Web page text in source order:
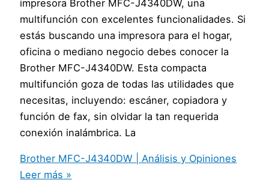
impresora Brother MFC-J4340DW, una
multifunción con excelentes funcionalidades. Si
estás buscando una impresora para el hogar,
oficina o mediano negocio debes conocer la
Brother MFC-J4340DW. Esta compacta
multifunción goza de todas las utilidades que
necesitas, incluyendo: escáner, copiadora y
función de fax, sin olvidar la tan requerida
conexión inalámbrica. La
Brother MFC-J4340DW | Análisis y Opiniones
Leer más »